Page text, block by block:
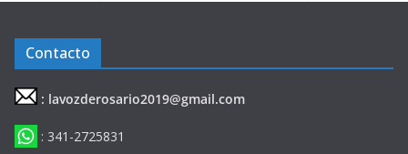
Contacto
: lavozderosario2019@gmail.com
: 341-2725831